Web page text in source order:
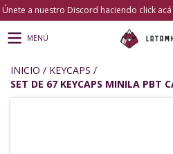
Únete a nuestro Discord haciendo click
MENÚ
INICIO / KEYCAPS /
SET DE 67 KEYCAPS MINILA PBT